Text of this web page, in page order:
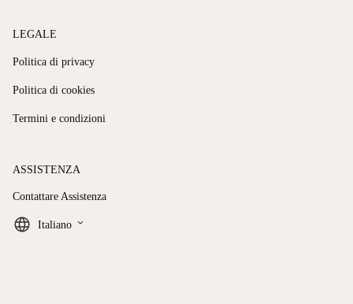
LEGALE
Politica di privacy
Politica di cookies
Termini e condizioni
ASSISTENZA
Contattare Assistenza
Italiano keyboard_arrow_down